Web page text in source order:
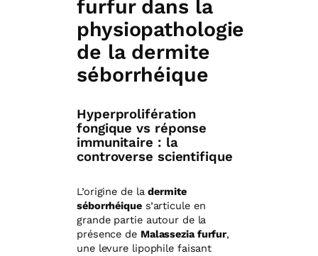
furfur dans la
physiopathologie
de la dermite
séborrhéique
Hyperprolifération
fongique vs réponse
immunitaire : la
controverse scientifique
L’origine de ladermite
séborrhéiques’articule en
grande partie autour de la
présence de Malassezia furfur,
une levure lipophile faisant